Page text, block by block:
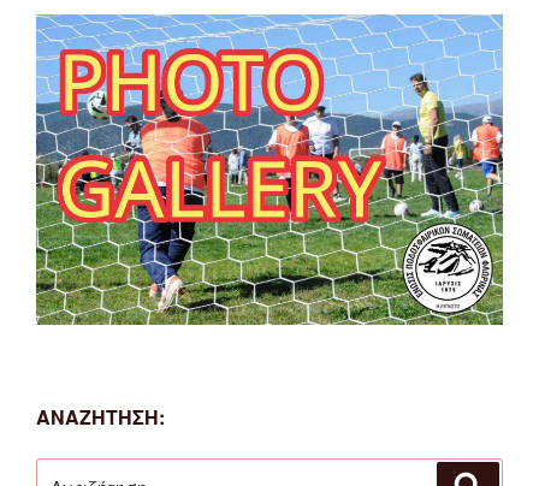
ΑΝΑΖΗΤΗΣΗ: